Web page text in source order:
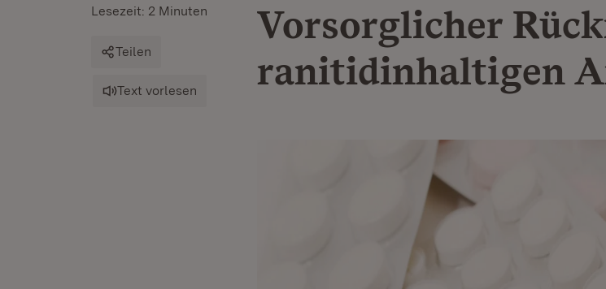
Vorsorglicher
ranitidinhaltigen
Lesezeit: 2 Minuten
Teilen
Text vorlesen